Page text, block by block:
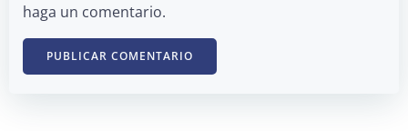
haga un comentario.